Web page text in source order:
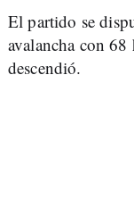
El partido se
avalancha con
descendió.